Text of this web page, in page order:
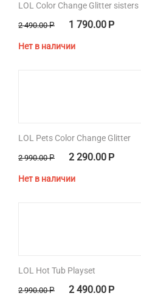
LOL Color Change Glitter sisters
2 490.00 Р 1 790.00 Р
Нет в наличии
LOL Pets Color Change Glitter
2 990.00 Р 2 290.00 Р
Нет в наличии
LOL Hot Tub Playset
2 990.00 Р 2 490.00 Р